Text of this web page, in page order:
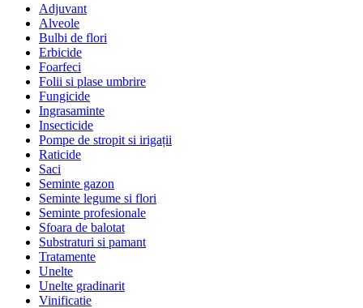
Adjuvant
Alveole
Bulbi de flori
Erbicide
Foarfeci
Folii si plase umbrire
Fungicide
Ingrasaminte
Insecticide
Pompe de stropit si irigații
Raticide
Saci
Seminte gazon
Seminte legume si flori
Seminte profesionale
Sfoara de balotat
Substraturi si pamant
Tratamente
Unelte
Unelte gradinarit
Vinificatie